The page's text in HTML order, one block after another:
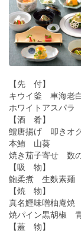
【先 付】
キウイ釜 車海老
ホワイトアスパ
【酒 肴】
鱧唐揚げ 叩きオ
本鮪 山葵
焼き茄子寄せ 数
【吸 物】
鮑柔煮 生麩素
【焼 物】
真名鰹味噌柚庵焼
焼パイン黒胡椒
【蓋 物】